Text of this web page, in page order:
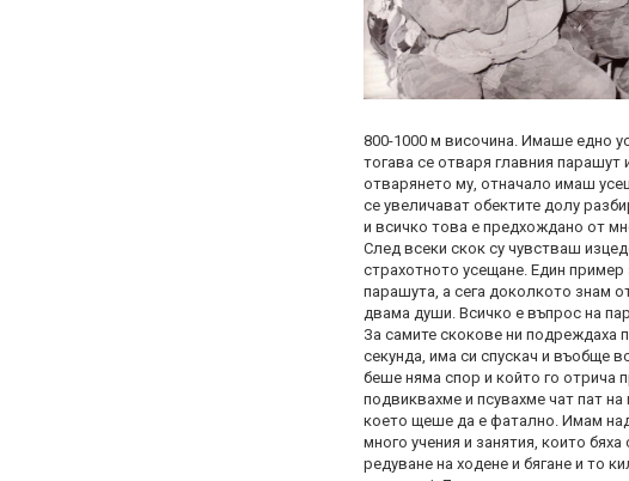
800-1000 м височина. Имаше едно
тогава се отваря главния
отварянето му, отначало имаш
се увеличават обектите долу
и всичко това е предхождано от
След всеки скок су чувстваш
страхотното усещане. Един пример
парашута, а сега доколкото знам
двама души. Всичко е въпрос на
За самите скокове ни подреждаха
секунда, има си спускач и въобще
беше няма спор и който го отрича
подвиквахме и псувахме чат пат
което щеше да е фатално. Имам
много учения и занятия, които
редуване на ходене и бягане и то